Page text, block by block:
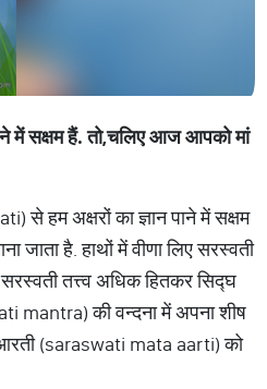
में सक्षम हैं. तो,चलिए आज आपको मां
से हम अक्षरों का ज्ञान पाने में सक्षम
जाता है. हाथों में वीणा लिए सरस्वती
सरस्वती तत्त्व अधिक हितकर सिद्घ
mantra) की वन्दना में अपना शीष
आरती (saraswati mata aarti) को